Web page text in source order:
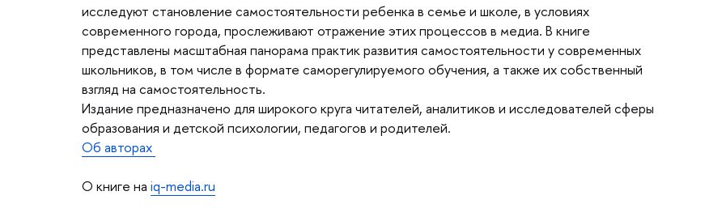
исследуют становление самостоятельности ребенка в семье и школе, в условиях
современного города, прослеживают отражение этих процессов в медиа. В книге
представлены масштабная панорама практик развития самостоятельности у современных
школьников, в том числе в формате саморегулируемого обучения, а также их собственный
згляд на самостоятельность.
Издание предназначено для широкого круга читателей, аналитиков и исследователей сферы
образования и детской психологии, педагогов и родителей.
Об авторах
О книге на iq-media.ru